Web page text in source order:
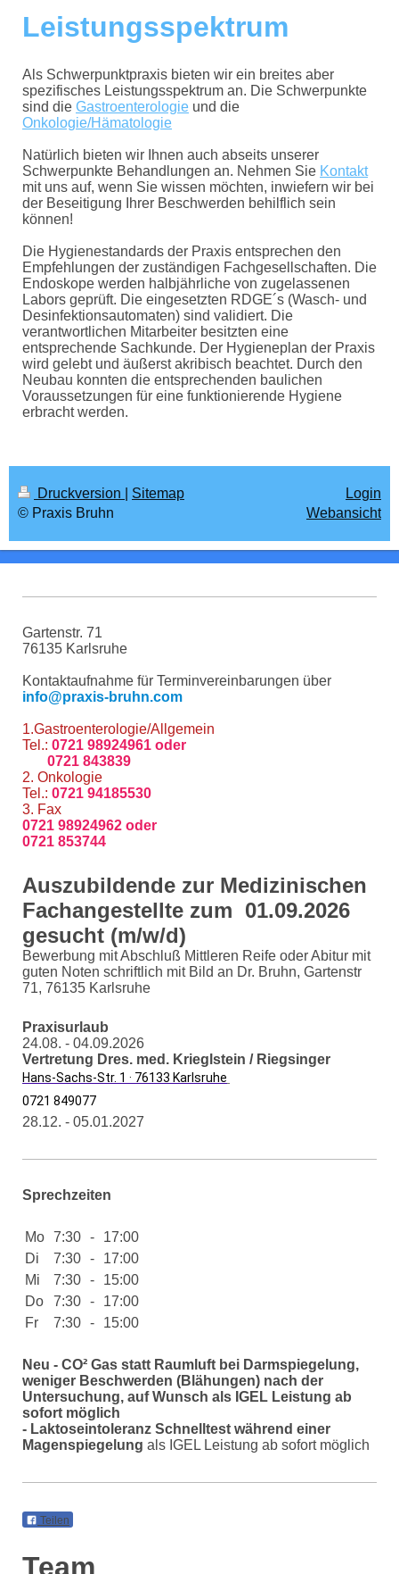
Leistungsspektrum
Als Schwerpunktpraxis bieten wir ein breites aber
spezifisches Leistungsspektrum an. Die Schwerpunkte
sind die Gastroenterologie und die
Onkologie/Hämatologie
Natürlich bieten wir Ihnen auch abseits unserer
Schwerpunkte Behandlungen an. Nehmen Sie Kontakt
mit uns auf, wenn Sie wissen möchten, inwiefern wir bei
der Beseitigung Ihrer Beschwerden behilflich sein
können!
Die Hygienestandards der Praxis entsprechen den
Empfehlungen der zuständigen Fachgesellschaften. Die
Endoskope werden halbjährliche von zugelassenen
Labors geprüft. Die eingesetzten RDGE´s (Wasch- und
Desinfektionsautomaten) sind validiert. Die
verantwortlichen Mitarbeiter besitzten eine
entsprechende Sachkunde. Der Hygieneplan der Praxis
wird gelebt und äußerst akribisch beachtet. Durch den
Neubau konnten die entsprechenden baulichen
Voraussetzungen für eine funktionierende Hygiene
erbracht werden.
Druckversion
Sitemap
© Praxis Bruhn
Login
Webansicht
Gartenstr. 71
76135 Karlsruhe
Kontaktaufnahme für Terminvereinbarungen über
info@praxis-bruhn.com
1.Gastroenterologie/Allgemein
Tel.: 0721 98924961 oder
0721 843839
2. Onkologie
Tel.: 0721 94185530
3. Fax
0721 98924962 oder
0721 853744
Auszubildende zur Medizinischen
Fachangestellte zum 01.09.2026
gesucht (m/w/d)
Bewerbung mit Abschluß Mittleren Reife oder Abitur mit
guten Noten schriftlich mit Bild an Dr. Bruhn, Gartenstr
71, 76135 Karlsruhe
Praxisurlaub
24.08. - 04.09.2026
Vertretung Dres. med. Krieglstein / Riegsinger
Hans-Sachs-Str. 1 · 76133 Karlsruhe
0721 849077
28.12. - 05.01.2027
Sprechzeiten
Mo 7:30 -
17:00
Di
7:30 -
17:00
Mi
7:30 -
15:00
Do
7:30 -
17:00
Fr
7:30 - 15:00
Neu - CO² Gas statt Raumluft bei Darmspiegelung,
weniger Beschwerden (Blähungen) nach der
Untersuchung, auf Wunsch als IGEL Leistung ab
sofort möglich
- Laktoseintoleranz Schnelltest während einer
Magenspiegelung als IGEL Leistung ab sofort möglich
Teilen
Team